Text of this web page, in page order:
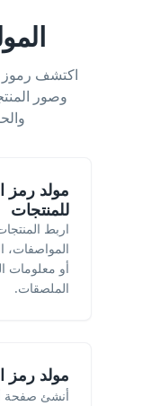
اكتشف رموز
وصور
مولد رمز
للمنتجات
اربط
المواصفات،
الملصقات.
مولد رمز
أنشئ صفحة